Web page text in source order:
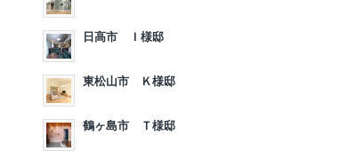
日高市 Ｉ様邸
東松山市 Ｋ様邸
鶴ヶ島市 Ｔ様邸